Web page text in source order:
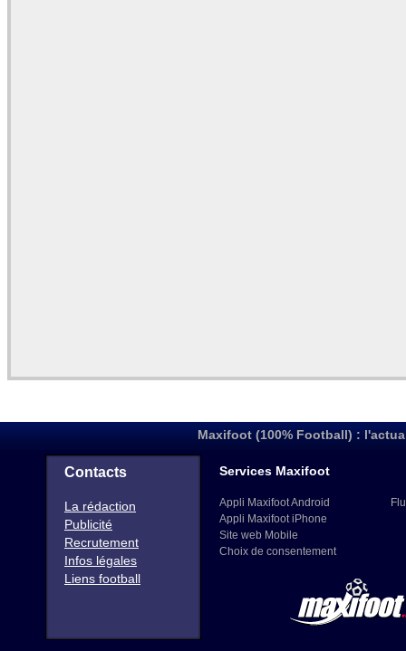
Maxifoot (100% Football) :
Contacts
La rédaction
Publicité
Recrutement
Infos légales
Liens football
Services Maxifoot
Appli Maxifoot Android
Appli Maxifoot iPhone
Site web Mobile
Choix de consentement